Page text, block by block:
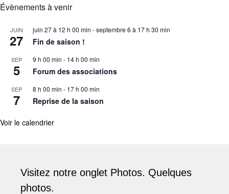
Évènements à venir
JUIN
27
juin 27 à 12 h 00 min -septembre 6 à 17 h 30 min
Fin de saison !
SEP
5
9 h 00 min - 14 h 00 min
Forum des associations
SEP
7
8 h 00 min - 17 h 00 min
Reprise de la saison
Voir le calendrier
Visitez notre onglet Photos. Quelques
photos.